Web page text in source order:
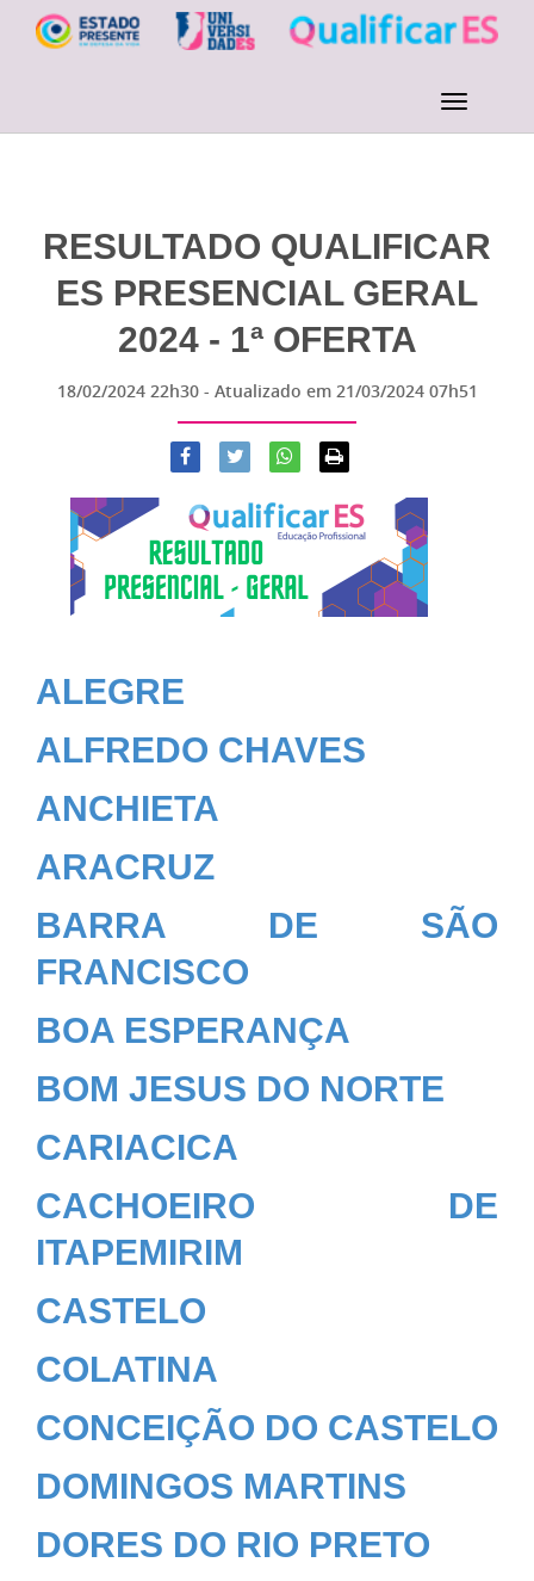
RESULTADO QUALIFICAR
ES PRESENCIAL GERAL
2024 - 1ª OFERTA
18/02/2024 22h30 - Atualizado em 21/03/2024 07h51
ALEGRE
ALFREDO CHAVES
ANCHIETA
ARACRUZ
BARRA DE SÃO
FRANCISCO
BOA ESPERANÇA
BOM JESUS DO NORTE
CARIACICA
CACHOEIRO DE
ITAPEMIRIM
CASTELO
COLATINA
CONCEIÇÃO DO CASTELO
DOMINGOS MARTINS
DORES DO RIO PRETO